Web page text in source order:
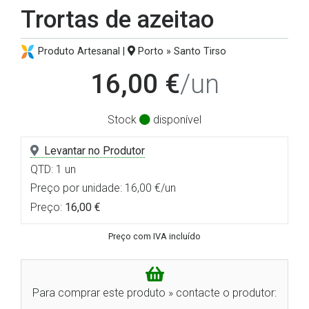
Trortas de azeitao
Produto Artesanal | Porto » Santo Tirso
16,00 €/un
Stock disponível
Levantar no Produtor
QTD: 1 un
Preço por unidade: 16,00 €/un
Preço: 16,00 €
Preço com IVA incluído
Para comprar este produto » contacte o produtor: